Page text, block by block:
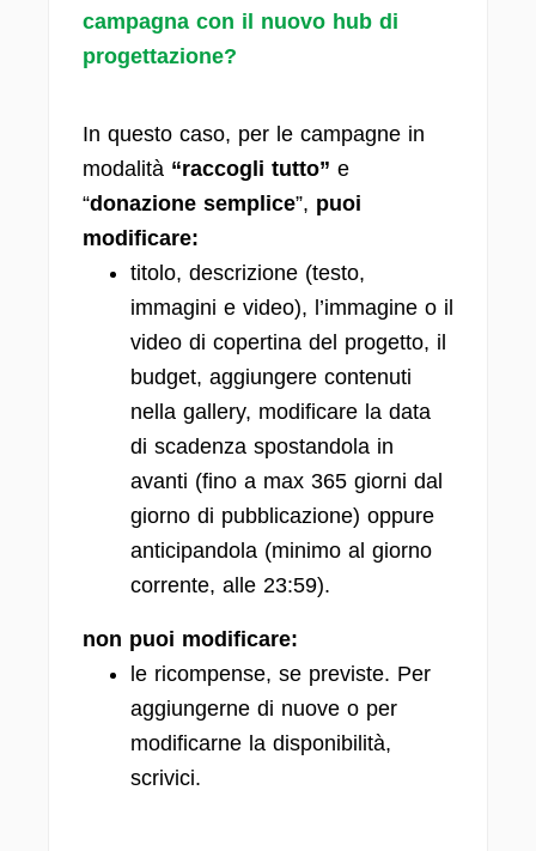
campagna con il nuovo hub di
progettazione?
In questo caso, per le campagne in
modalità “raccogli tutto” e
“donazione semplice”, puoi
modificare:
titolo, descrizione (testo,
immagini e video), l’immagine o il
video di copertina del progetto, il
budget, aggiungere contenuti
nella gallery, modificare la data
di scadenza spostandola in
avanti (fino a max 365 giorni dal
giorno di pubblicazione) oppure
anticipandola (minimo al giorno
corrente, alle 23:59).
non puoi modificare:
le ricompense, se previste. Per
aggiungerne di nuove o per
modificarne la disponibilità,
scrivici.